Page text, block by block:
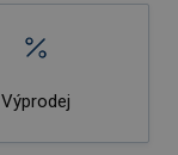
Výprodej